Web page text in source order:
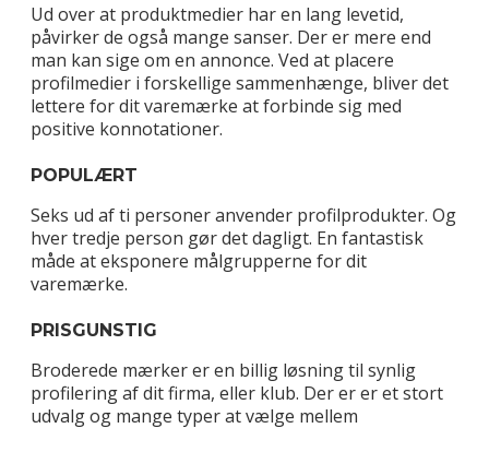
Ud over at produktmedier har en lang levetid,
påvirker de også mange sanser. Der er mere end
man kan sige om en annonce. Ved at placere
profilmedier i forskellige sammenhænge, bliver det
lettere for dit varemærke at forbinde sig med
positive konnotationer.
POPULÆRT
Seks ud af ti personer anvender profilprodukter. Og
hver tredje person gør det dagligt. En fantastisk
måde at eksponere målgrupperne for dit
varemærke.
PRISGUNSTIG
Broderede mærker er en billig løsning til synlig
profilering af dit firma, eller klub. Der er er et stort
udvalg og mange typer at vælge mellem